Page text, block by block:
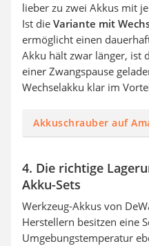
lieber zu zwei Akkus mit
Ist die Variante mit
ermöglicht einen
Akku hält zwar länger, ist
einer Zwangspause
Wechselakku klar im
Akkuschrauber auf
4. Die richtige
Akku-Sets
Werkzeug-Akkus von
Herstellern besitzen eine
Umgebungstemperatur